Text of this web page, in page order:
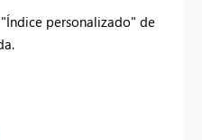
personalizado" de